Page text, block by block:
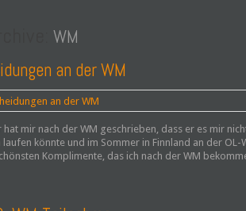
WM
an der WM
mir nach der WM geschrieben, dass er es mir
könnte und im Sommer in Finnland an der
Komplimente, das ich nach der WM